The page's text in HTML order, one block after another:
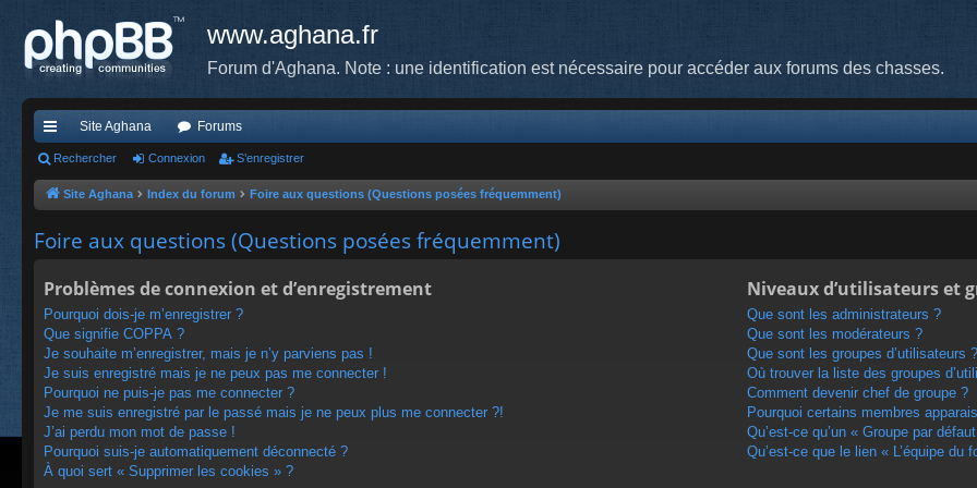
www.aghana.fr
Forum d'Aghana. Note : une identification est nécessaire pour accéder aux forums des chasses.
cc
ès
de
Site Aghana Forums
Rechercher Connexion S’enregistrer
Site Aghana Index du forum Foire aux questions (Questions posées fréquemment)
Foire aux questions (Questions posées fréquemment)
Problèmes de connexion et d’enregistrement
Pourquoi dois-je m’enregistrer ?
Que signifie COPPA ?
Je souhaite m’enregistrer, mais je n’y parviens pas !
Je suis enregistré mais je ne peux pas me connecter !
Pourquoi ne puis-je pas me connecter ?
Je me suis enregistré par le passé mais je ne peux plus me connecter ?!
J’ai perdu mon mot de passe !
Pourquoi suis-je automatiquement déconnecté ?
À quoi sert « Supprimer les cookies » ?
Niveaux d’utilisateurs et
Que sont les administrateurs ?
Que sont les modérateurs ?
Que sont les groupes d’utilisateurs ?
Où trouver la liste des groupes
Comment devenir chef de groupe ?
Pourquoi certains membres
Qu’est-ce qu’un « Groupe par
Qu’est-ce que le lien « L’équipe du